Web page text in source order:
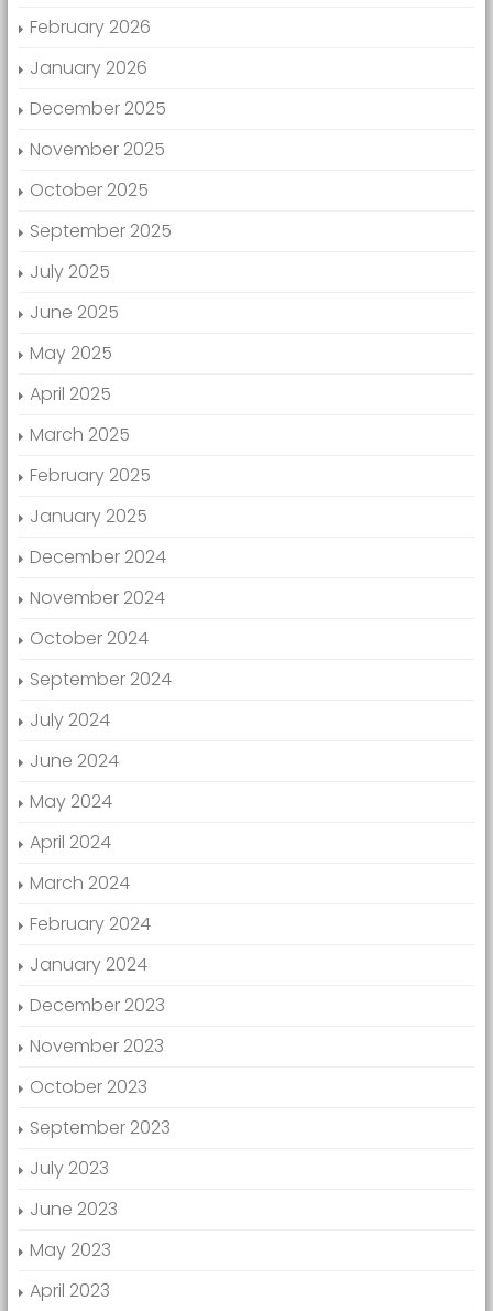
February 2026
January 2026
December 2025
November 2025
October 2025
September 2025
July 2025
June 2025
May 2025
April 2025
March 2025
February 2025
January 2025
December 2024
November 2024
October 2024
September 2024
July 2024
June 2024
May 2024
April 2024
March 2024
February 2024
January 2024
December 2023
November 2023
October 2023
September 2023
July 2023
June 2023
May 2023
April 2023